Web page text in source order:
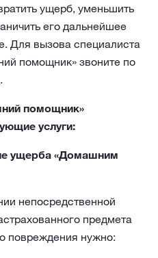
ущерб, уменьшить
его дальнейшее
Для вызова специалиста
помощник» звоните по
.
помощник»
услуги:
ущерба «Домашним
непосредственной
предмета
повреждения нужно: